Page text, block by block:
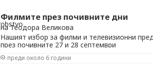
Филмите през почивните дни
на Теодора Великова
Нашият избор за филми и телевизионни
през почивните 27 и 28 септември
преди около 6 години